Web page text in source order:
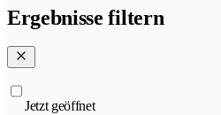
Ergebnisse filtern
Jetzt geöffnet